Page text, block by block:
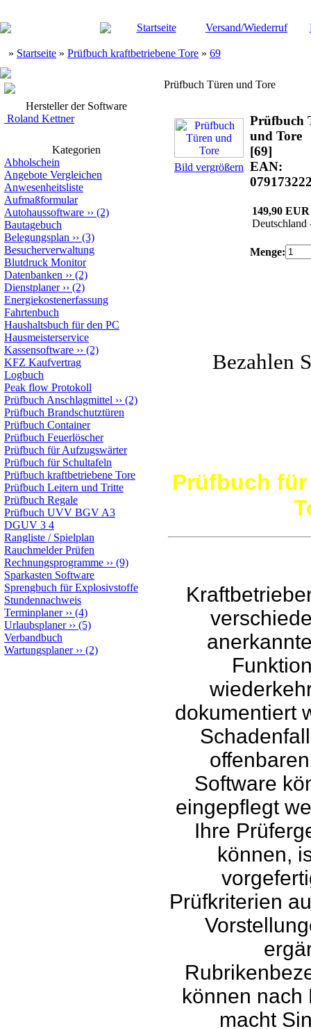
Startseite Versand/Wiederruf
» Startseite » Prüfbuch kraftbetriebene Tore » 69
Hersteller der Software
Roland Kettner
Kategorien
Abholschein
Angebote Vergleichen
Anwesenheitsliste
Aufmaßformular
Autohaussoftware ›› (2)
Bautagebuch
Belegungsplan ›› (3)
Besucherverwaltung
Blutdruck Monitor
Datenbanken ›› (2)
Dienstplaner›› (2)
Energiekostenerfassung
Fahrtenbuch
Haushaltsbuch für den PC
Hausmeisterservice
Kassensoftware ›› (2)
KFZ Kaufvertrag
Logbuch
Peak flow Protokoll
Prüfbuch Anschlagmittel ›› (2)
Prüfbuch Brandschutztüren
Prüfbuch Container
Prüfbuch Feuerlöscher
Prüfbuch für Aufzugswärter
Prüfbuch für Schultafeln
Prüfbuch kraftbetriebene Tore
Prüfbuch Leitern und Tritte
Prüfbuch Regale
Prüfbuch UVV BGV A3
DGUV 3 4
Rangliste / Spielplan
Rauchmelder Prüfen
Rechnungsprogramme ›› (9)
Sparkasten Software
Sprengbuch für Explosivstoffe
Stundennachweis
Terminplaner›› (4)
Urlaubsplaner›› (5)
Verbandbuch
Wartungsplaner›› (2)
Prüfbuch Türen und Tore
Bild vergrößern
Prüfbuch
und Tore
[69]
EAN:
149,90 EUR
Deutschland
Menge:
Bezahlen
Prüfbuch
dokumentiert
Software
eingepflegt
Ihre
können,
Prüfkriterien
können nach
macht